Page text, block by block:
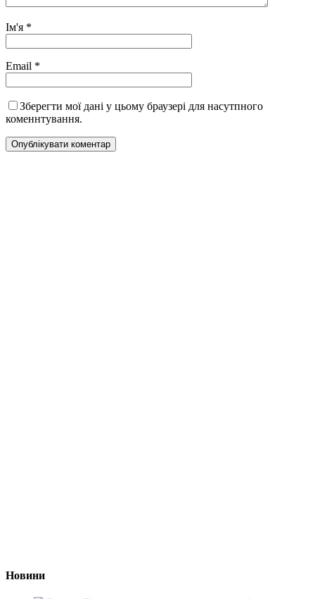
Ім'я *
Email *
Зберегти мої дані у цьому браузері для насутпного
коменнтування.
Новини